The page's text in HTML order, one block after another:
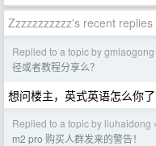
Zzzzzzzzzzz's recent replies
Replied to a topic by gmlaogong
径或者教程分享么？
想问楼主，英式英语怎么你了
Replied to a topic by liuhaidong ›
m2 pro 购买人群发来的警告！